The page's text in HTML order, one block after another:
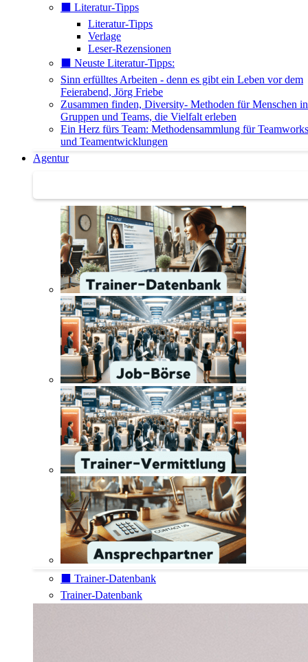
⬛️ Literatur-Tipps
Literatur-Tipps
Verlage
Leser-Rezensionen
⬛️ Neuste Literatur-Tipps:
Sinn erfülltes Arbeiten - denn es gibt ein Leben vor dem
Feierabend, Jörg Friebe
Zusammen finden, Diversity- Methoden für Menschen in
Gruppen und Teams, die Vielfalt erleben
Ein Herz fürs Team: Methodensammlung für
und Teamentwicklungen
Agentur
⬛️ Trainer-Datenbank
Trainer-Datenbank